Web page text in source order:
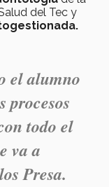
del Tec y
el alumno
procesos
todo el
va a
Presa.